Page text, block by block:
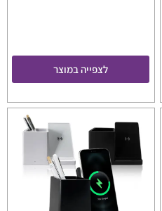
לצפייה במוצר